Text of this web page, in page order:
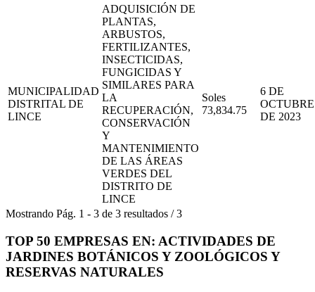
MUNICIPALIDAD
DISTRITAL DE
LINCE
ADQUISICIÓN DE
PLANTAS,
ARBUSTOS,
FERTILIZANTES,
INSECTICIDAS,
FUNGICIDAS Y
SIMILARES PARA
LA
RECUPERACIÓN,
CONSERVACIÓN
Y
MANTENIMIENTO
DE LAS ÁREAS
VERDES DEL
DISTRITO DE
LINCE
Soles
73,834.75
6 DE
OCTUBRE
DE 2023
Mostrando Pág. 1 - 3 de 3 resultados /3
TOP 50 EMPRESAS EN: ACTIVIDADES DE
JARDINES BOTÁNICOS Y ZOOLÓGICOS Y
RESERVAS NATURALES